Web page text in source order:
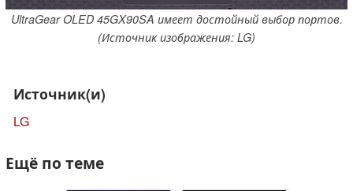
UltraGear OLED 45GX90SA имеет достойный выбор портов.
(Источник изображения: LG)
Источник(и)
LG
Ещё по теме